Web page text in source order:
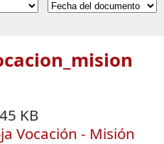
KB
Vocación - Misión